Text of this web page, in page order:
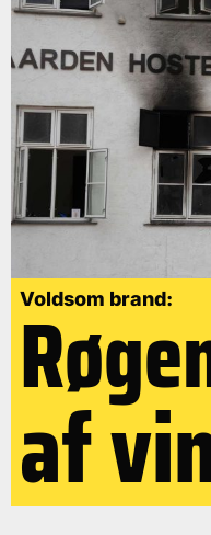
Voldsom brand:
af